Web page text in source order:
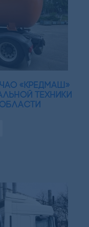
«Кредмаш»
техники